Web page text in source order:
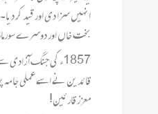
انہیں سزا دی اور قید کر
بخت خاں اور دوسرے
1857ء کی جنگ آ
قائدین نے اسے عملی جامہ
معزز قارئین!